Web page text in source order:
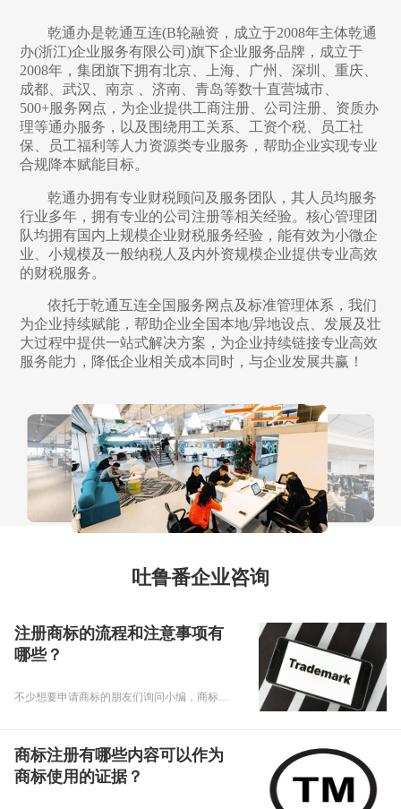
乾通办是乾通互连(B轮融资，成立于2008年主体乾通
办(浙江)企业服务有限公司)旗下企业服务品牌，成立于
2008年，集团旗下拥有北京、上海、广州、深圳、重庆、
成都、武汉、南京 、济南、青岛等数十直营城市、
500+服务网点，为企业提供工商注册、公司注册、资质办
理等通办服务，以及围绕用工关系、工资个税、员工社
保、员工福利等人力资源类专业服务，帮助企业实现专业
合规降本赋能目标。
乾通办拥有专业财税顾问及服务团队，其人员均服务
行业多年，拥有专业的公司注册等相关经验。核心管理团
队均拥有国内上规模企业财税服务经验，能有效为小微企
业、小规模及一般纳税人及内外资规模企业提供专业高效
的财税服务。
依托于乾通互连全国服务网点及标准管理体系，我们
为企业持续赋能，帮助企业全国本地/异地设点、发展及壮
大过程中提供一站式解决方案，为企业持续链接专业高效
服务能力，降低企业相关成本同时，与企业发展共赢！
吐鲁番企业咨询
注册商标的流程和注意事项有
哪些？
商标注册有哪些内容可以作为
商标使用的证据？